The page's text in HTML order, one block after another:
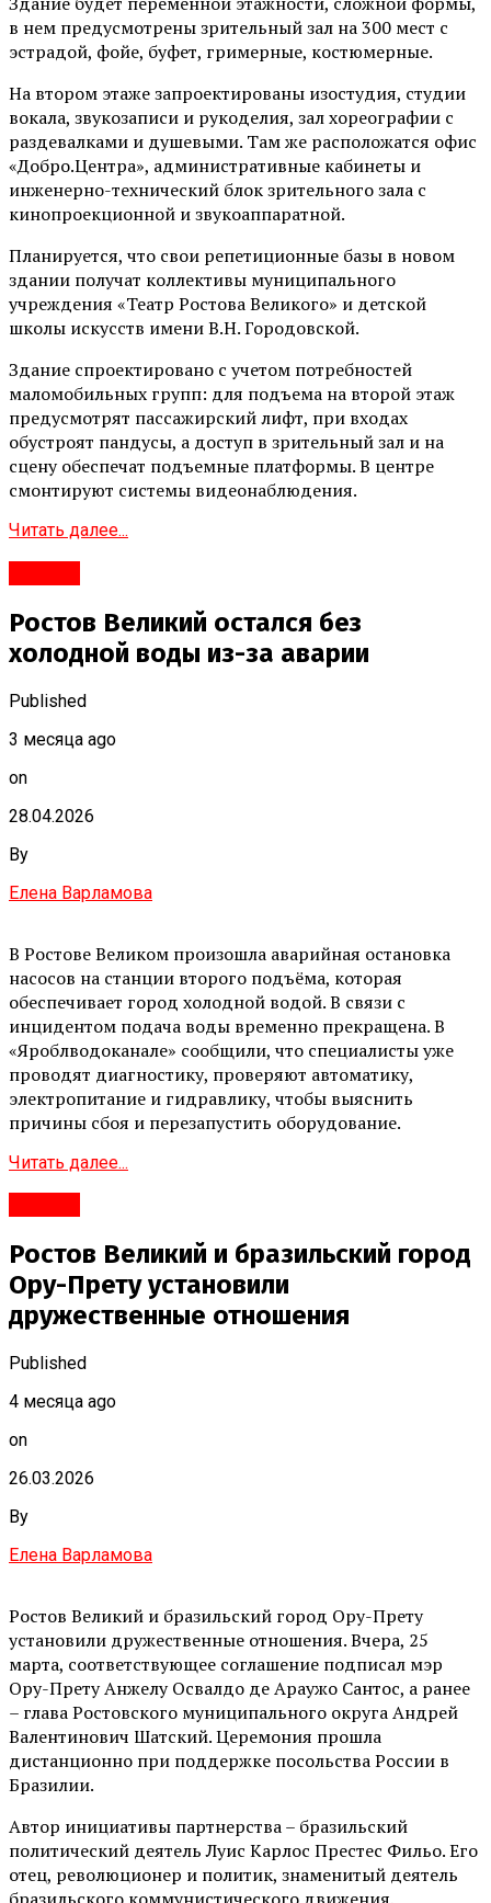
в нем предусмотрены зрительный зал на 300 мест с
эстрадой, фойе, буфет, гримерные, костюмерные.
На втором этаже запроектированы изостудия, студии
вокала, звукозаписи и рукоделия, зал хореографии с
раздевалками и душевыми. Там же расположатся офис
«Добро.Центра», административные кабинеты и
инженерно-технический блок зрительного зала с
кинопроекционной и звукоаппаратной.
Планируется, что свои репетиционные базы в новом
здании получат коллективы муниципального
учреждения «Театр Ростова Великого» и детской
школы искусств имени В.Н. Городовской.
Здание спроектировано с учетом потребностей
маломобильных групп: для подъема на второй этаж
предусмотрят пассажирский лифт, при входах
обустроят пандусы, а доступ в зрительный зал и на
сцену обеспечат подъемные платформы. В центре
смонтируют системы видеонаблюдения.
Читать далее...
Ростов Великий остался без
холодной воды из-за аварии
Published
3 месяца ago
on
28.04.2026
By
Елена Варламова
В Ростове Великом произошла аварийная остановка
насосов на станции второго подъёма, которая
обеспечивает город холодной водой. В связи с
инцидентом подача воды временно прекращена. В
«Яроблводоканале» сообщили, что специалисты уже
проводят диагностику, проверяют автоматику,
электропитание и гидравлику, чтобы выяснить
причины сбоя и перезапустить оборудование.
Читать далее...
Ростов Великий и бразильский город
Ору-Прету установили
дружественные отношения
Published
4 месяца ago
on
26.03.2026
By
Елена Варламова
Ростов Великий и бразильский город Ору-Прету
установили дружественные отношения. Вчера, 25
марта, соответствующее соглашение подписал мэр
Ору-Прету Анжелу Освалдо де Араужо Сантос, а ранее
– глава Ростовского муниципального округа Андрей
Валентинович Шатский. Церемония прошла
дистанционно при поддержке посольства России в
Бразилии.
Автор инициативы партнерства – бразильский
политический деятель Луис Карлос Престес Фильо. Его
отец, революционер и политик, знаменитый деятель